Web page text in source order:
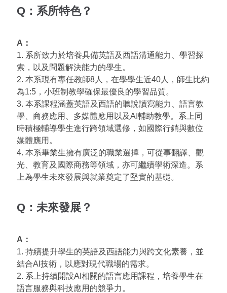
Q：系所特色？
A：
1. 系所致力於培養具備英語及西語溝通能力、學習探
索，以及問題解決能力的學生。
2. 本系現有專任教師8人，在學學生近40人，師生比約
為1:5，小班制教學確保最優良的學習品質。
3. 本系課程涵蓋英語及西語的聽說讀寫能力、語言教
學、商務應用、多媒體應用以及AI輔助教學。系上同
時積極輔導學生進行跨領域選修，如國際行銷與數位
媒體應用。
4. 本系畢業生擁有廣泛的職業選擇，可從事翻譯、觀
光、教育及國際商務等領域，亦可繼續學術深造。系
上為學生未來發展與就業奠定了堅實的基礎。
Q：未來發展？
A：
1. 持續提升學生的英語及西語能力與跨文化素養，並
結合AI技術，以應對現代職場的需求。
2. 系上持續開設AI相關的語言應用課程，培養學生在
語言服務與科技應用的競爭力。